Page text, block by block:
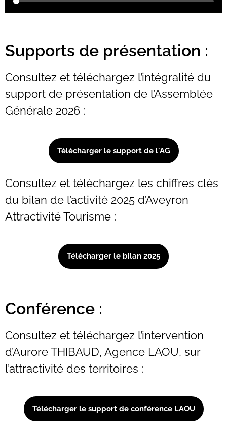
Supports de présentation :
Consultez et téléchargez l’intégralité du
support de présentation de l’Assemblée
Générale 2026 :
Télécharger le support de l'AG
Consultez et téléchargez les chiffres clés
du bilan de l’activité 2025 d’Aveyron
Attractivité Tourisme :
Télécharger le bilan 2025
Conférence :
Consultez et téléchargez l’intervention
d’Aurore THIBAUD, Agence LAOU, sur
l’attractivité des territoires :
Télécharger le support de conférence LAOU